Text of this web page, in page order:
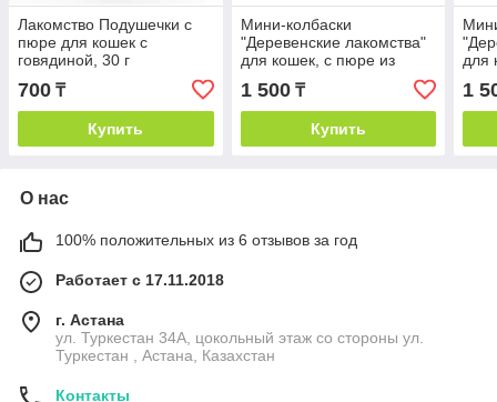
Лакомство Подушечки с
пюре для кошек с
говядиной, 30 г
700 ₸
Купить
Мини-колбаски
"Деревенские лакомства"
для кошек, с пюре из
тунца (4 шт*10 г)
1 500₸
Купить
для
1
О нас
100% положительных из 6 отзывов за год
Работает с 17.11.2018
г. Астана
ул. Туркестан 34А, цокольный этаж со стороны ул.
Туркестан , Астана, Казахстан
Контакты